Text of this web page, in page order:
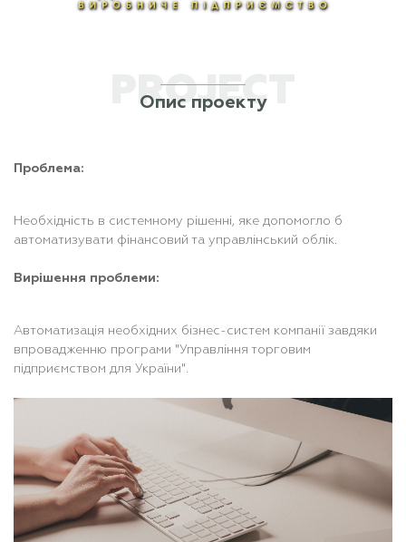
PROJECT
Опис проекту
Проблема:
Необхідність в системному рішенні, яке допомогло б
автоматизувати фінансовий та управлінський облік.
Вирішення проблеми:
Автоматизація необхідних бізнес-систем компанії завдяки
впровадженню програми "Управління торговим
підприємством для України".